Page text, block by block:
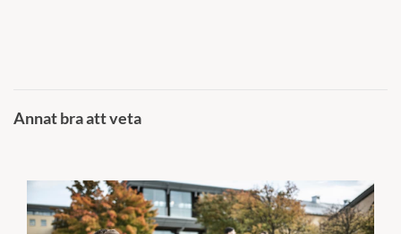
Annat bra att veta